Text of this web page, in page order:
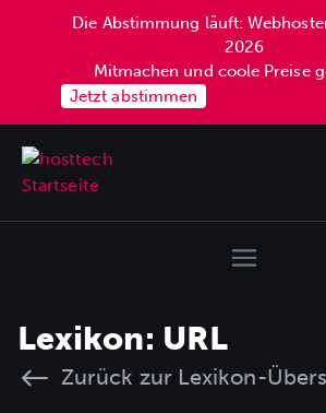
Die Abstimmung läuft:
2026
Mitmachen und coole Preise
Jetzt abstimmen
Lexikon: URL
Zurück zur Lexikon-